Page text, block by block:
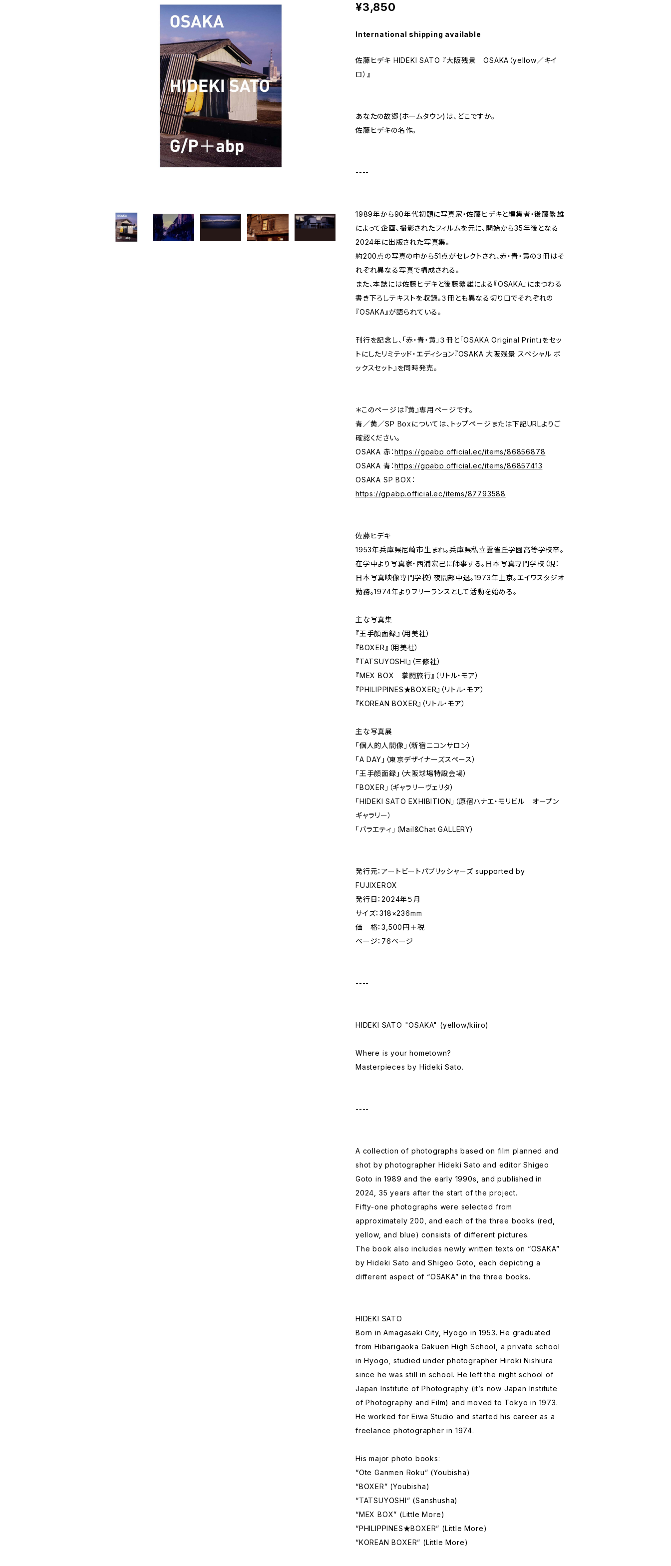
¥3,850
International shipping available
佐藤ヒデキ HIDEKI SATO 『大阪残景 OSAKA（yellow／キイ
ロ）』
あなたの故郷(ホームタウン)は、どこですか。
佐藤ヒデキの名作。
----
1989年から90年代初頭に写真家・佐藤ヒデキと編集者・後藤繁雄
によって企画、撮影されたフィルムを元に、開始から35年後となる
2024年に出版された写真集。
約200点の写真の中から51点がセレクトされ、赤・青・黄の３冊はそ
れぞれ異なる写真で構成される。
また、本誌には佐藤ヒデキと後藤繁雄による『OSAKA』にまつわる
書き下ろしテキストを収録。３冊とも異なる切り口でそれぞれの
『OSAKA』が語られている。
刊行を記念し、「赤・青・黄」３冊と「OSAKA Original Print」をセッ
トにしたリミテッド・エディション『OSAKA 大阪残景 スペシャル ボ
ックスセット』を同時発売。
＊このページは『黄』専用ページです。
青／黄／SP Boxについては、トップページまたは下記URLよりご
確認ください。
OSAKA 赤：https://gpabp.official.ec/items/86856878
OSAKA 青：https://gpabp.official.ec/items/86857413
OSAKA SP BOX：
https://gpabp.official.ec/items/87793588
佐藤ヒデキ
1953年兵庫県尼崎市生まれ。兵庫県私立雲雀丘学園高等学校卒。
在学中より写真家・西浦宏己に師事する。日本写真専門学校（現：
日本写真映像専門学校）夜間部中退。1973年上京。エイワスタジオ
勤務。1974年よりフリーランスとして活動を始める。
主な写真集
『王手顔面録』（用美社）
『BOXER』（用美社）
『TATSUYOSHI』（三修社）
『MEX BOX 拳闘旅行』（リトル・モア）
『PHILIPPINES★BOXER』（リトル・モア）
『KOREAN BOXER』（リトル・モア）
主な写真展
「個人的人間像」（新宿ニコンサロン）
「A DAY」（東京デザイナーズスペース）
「王手顔面録」（大阪球場特設会場）
「BOXER」（ギャラリーヴェリタ）
「HIDEKI SATO EXHIBITION」（原宿ハナエ・モリビル オープン
ギャラリー）
「バラエティ」（Mail&Chat GALLERY）
発行元：アートビートパブリッシャーズ supported by
FUJIXEROX
発行日：2024年５月
サイズ：318×236mm
価 格：3,500円＋税
ページ：76ページ
----
HIDEKI SATO "OSAKA" (yellow/kiiro)
Where is your hometown?
Masterpieces by Hideki Sato.
----
A collection of photographs based on film planned and
shot by photographer Hideki Sato and editor Shigeo
Goto in 1989 and the early 1990s, and published in
2024, 35 years after the start of the project.
Fifty-one photographs were selected from
approximately 200, and each of the three books (red,
yellow, and blue) consists of different pictures.
The book also includes newly written texts on “OSAKA”
by Hideki Sato and Shigeo Goto, each depicting a
different aspect of “OSAKA” in the three books.
HIDEKI SATO
Born in Amagasaki City, Hyogo in 1953. He graduated
from Hibarigaoka Gakuen High School, a private school
in Hyogo, studied under photographer Hiroki Nishiura
since he was still in school. He left the night school of
Japan Institute of Photography (it’s now Japan Institute
of Photography and Film) and moved to Tokyo in 1973.
He worked for Eiwa Studio and started his career as a
freelance photographer in 1974.
His major photo books:
“Ote Ganmen Roku” (Youbisha)
“BOXER” (Youbisha)
“TATSUYOSHI” (Sanshusha)
“MEX BOX” (Little More)
“PHILIPPINES★BOXER” (Little More)
“KOREAN BOXER” (Little More)